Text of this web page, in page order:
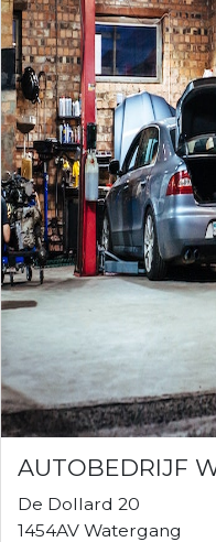
AUTOBEDRIJF
De Dollard 20
1454AV Watergang